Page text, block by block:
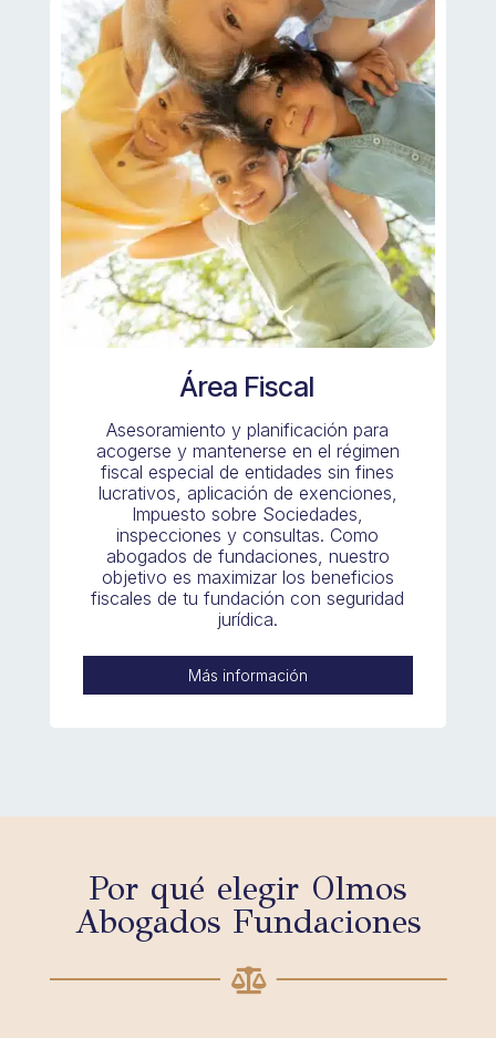
Área Fiscal
Asesoramiento y planificación para
acogerse y mantenerse en el régimen
fiscal especial de entidades sin fines
lucrativos, aplicación de exenciones,
Impuesto sobre Sociedades,
inspecciones y consultas. Como
abogados de fundaciones, nuestro
objetivo es maximizar los beneficios
fiscales de tu fundación con seguridad
jurídica.
Más información
Por qué elegir Olmos
Abogados Fundaciones
